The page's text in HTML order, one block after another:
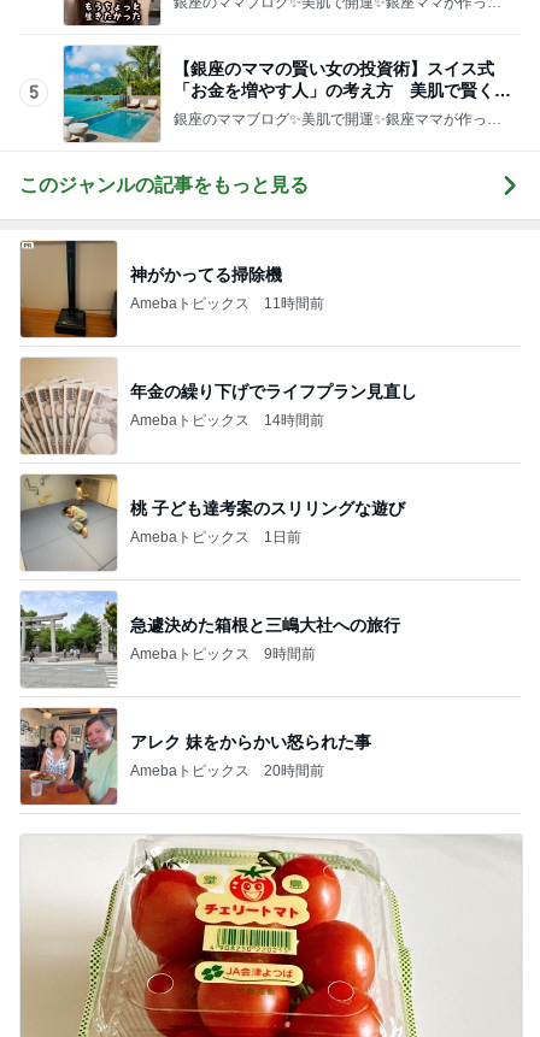
5
【銀座のママの賢い女の投資術】スイス式
「お金を増やす人」の考え方 美肌で賢く金
運UP これが正解
銀座のママブログ✨美肌で開運✨銀座ママが作った
このジャンルの記事をもっと見る
神がかってる掃除機
Amebaトピックス 11時間前
年金の繰り下げでライフプラン見直し
Amebaトピックス 14時間前
桃 子ども達考案のスリリングな遊び
Amebaトピックス 1日前
急遽決めた箱根と三嶋大社への旅行
Amebaトピックス 9時間前
アレク 妹をからかい怒られた事
Amebaトピックス 20時間前